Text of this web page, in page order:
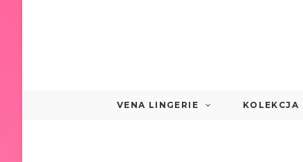
VENA LINGERIE KOLEKCJA